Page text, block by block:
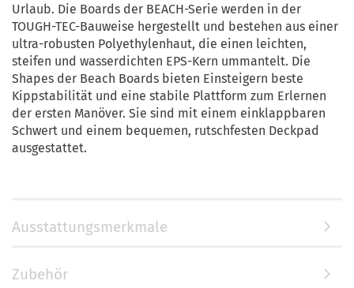
Urlaub. Die Boards der BEACH-Serie werden in der
TOUGH-TEC-Bauweise hergestellt und bestehen aus einer
ultra-robusten Polyethylenhaut, die einen leichten,
steifen und wasserdichten EPS-Kern ummantelt. Die
Shapes der Beach Boards bieten Einsteigern beste
Kippstabilität und eine stabile Plattform zum Erlernen
der ersten Manöver. Sie sind mit einem einklappbaren
Schwert und einem bequemen, rutschfesten Deckpad
ausgestattet.
Ausstattungsmerkmale
Zubehör